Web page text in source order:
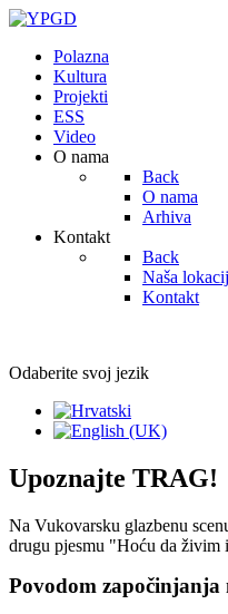
Polazna
Kultura
Projekti
ESS
Video
O nama
Back
O nama
Arhiva
Kontakt
Back
Naša
Kontakt
Odaberite svoj jezik
Upoznajte TRAG!
Na Vukovarsku glazbenu
drugu pjesmu "Hoću da živim
Povodom